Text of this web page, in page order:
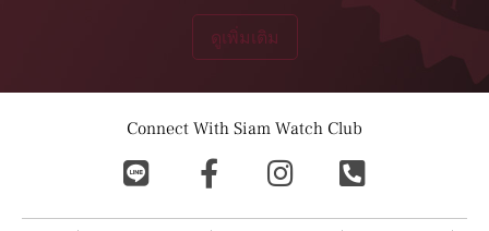
ดูเพิ่มเติม
Connect With Siam Watch Club